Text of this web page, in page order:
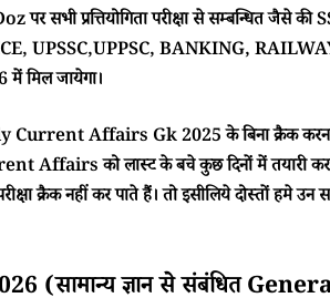
प्रत्तियोगिता परीक्षा से सम्बन्धित जैसे की
UPSSC,UPPSC, BANKING, RAILWAY
मिल जायेगा।
Current Affairs Gk 2025 के बिना क्रैक
Affairs को लास्ट के बचे कुछ दिनों में तयारी
क्रैक नहीं कर पाते हैं। तो इसीलिये दोस्तों हमे उन
ज्ञान से संबंधित